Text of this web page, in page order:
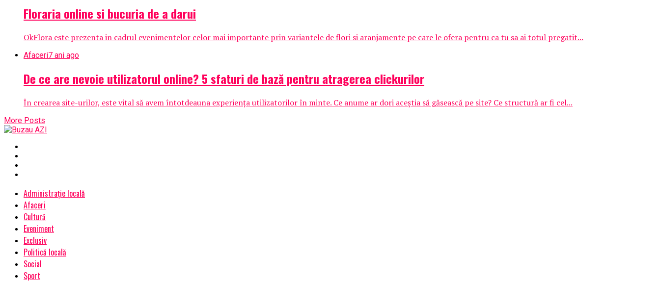
Floraria online si bucuria de a darui
OkFlora este prezenta in cadrul evenimentelor celor mai importante prin variantele de flori si aranjamente pe care le ofera pentru ca tu sa ai totul pregatit...
Afaceri7 ani ago
De ce are nevoie utilizatorul online? 5 sfaturi de bază pentru atragerea clickurilor
În crearea site-urilor, este vital să avem întotdeauna experiența utilizatorilor în minte. Ce anume ar dori aceștia să găsească pe site? Ce structură ar fi cel...
More Posts
Administrație locală
Afaceri
Cultură
Eveniment
Exclusiv
Politică locală
Social
Sport